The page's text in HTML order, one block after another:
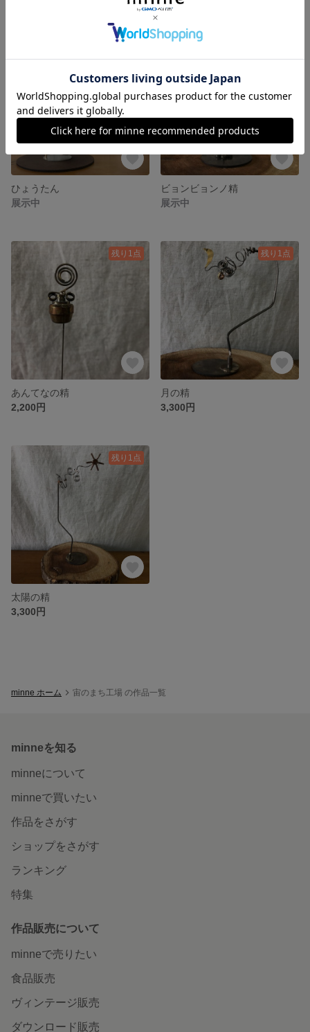
ひょうたん
展示中
ビョンビョンノ精
展示中
残り1点
あんてなの精
2,200円
残り1点
月の精
3,300円
残り1点
太陽の精
3,300円
minne ホーム 宙のまち工場 の作品一覧
minneを知る
minneについて
minneで買いたい
作品をさがす
ショップをさがす
ランキング
特集
作品販売について
minneで売りたい
食品販売
ヴィンテージ販売
ダウンロード販売